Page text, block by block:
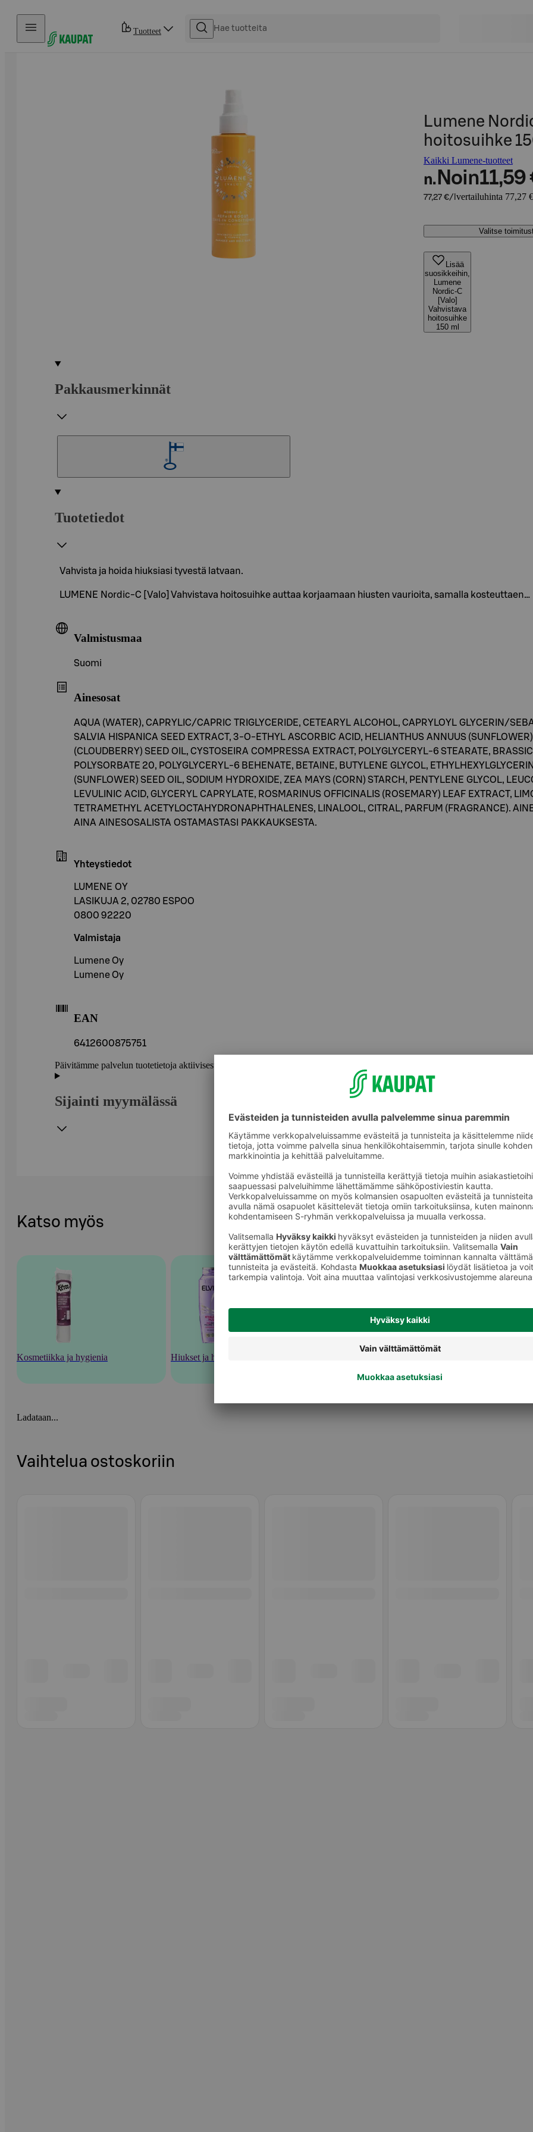
Hyppää sisältöön
Tuotteet
Lumene
hoitosuihke
Kaikki Lumene-tuotteet
n. Noin11,59
77,27 €/l vertailuhinta 77,27
Valitse
Lisää
suosikkeihin,
Lumene
Nordic-C
[Valo]
Vahvistava
hoitosuihke
150 ml
Pakkausmerkinnät
Tuotetiedot
Vahvista ja hoida hiuksiasi tyvestä latvaan.
LUMENE Nordic-C [Valo] Vahvistava hoitosuihke auttaa korjaamaan hiusten vaurioita, samalla kosteuttaen…
Valmistusmaa
Suomi
Ainesosat
AQUA (WATER), CAPRYLIC/CAPRIC TRIGLYCERIDE, CETEARYL ALCOHOL, CAPRYLOYL GLYCERIN/
SALVIA HISPANICA SEED EXTRACT, 3-O-ETHYL ASCORBIC ACID, HELIANTHUS ANNUUS
(CLOUDBERRY) SEED OIL, CYSTOSEIRA COMPRESSA EXTRACT, POLYGLYCERYL-6 STEARATE,
POLYSORBATE 20, POLYGLYCERYL-6 BEHENATE, BETAINE, BUTYLENE GLYCOL,
(SUNFLOWER) SEED OIL, SODIUM HYDROXIDE, ZEA MAYS (CORN) STARCH, PENTYLENE GLYCOL,
LEVULINIC ACID, GLYCERYL CAPRYLATE, ROSMARINUS OFFICINALIS (ROSEMARY) LEAF EXTRACT,
TETRAMETHYL ACETYLOCTAHYDRONAPHTHALENES, LINALOOL, CITRAL, PARFUM (FRAGRANCE).
AINA AINESOSALISTA OSTAMASTASI PAKKAUKSESTA.
Yhteystiedot
LUMENE OY
LASIKUJA 2, 02780 ESPOO
0800 92220
Valmistaja
Lumene Oy
Lumene Oy
EAN
6412600875751
Päivitämme palvelun tuotetietoja aktiivisesti. Suosittelemme kuitenkin tarkistamaan ainesosat aina myös myyntipakkauksesta.
Sijainti myymälässä
Katso myös
Kosmetiikka ja hygienia Hiukset ja hiustenhoito
Ladataan...
Vaihtelua ostoskoriin